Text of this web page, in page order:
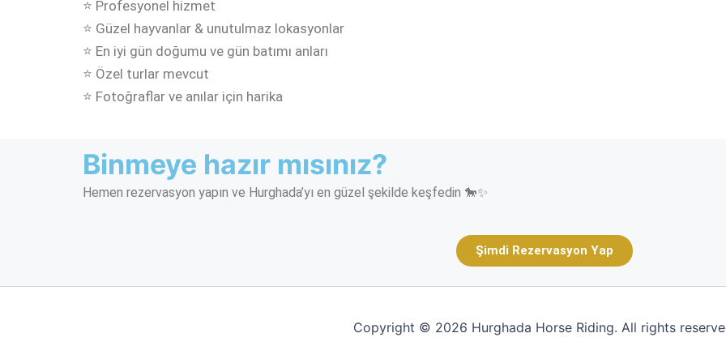
⭐ Profesyonel hizmet
⭐ Güzel hayvanlar & unutulmaz lokasyonlar
⭐ En iyi gün doğumu ve gün batımı anları
⭐ Özel turlar mevcut
⭐ Fotoğraflar ve anılar için harika
Binmeye hazır mısınız?
Hemen rezervasyon yapın ve Hurghada’yı en güzel şekilde keşfedin 🐎✨
Şimdi Rezervasyon Yap
Copyright © 2026 Hurghada Horse Riding. All rights